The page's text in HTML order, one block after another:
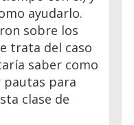
ayudarlo.
sobre los
trata del caso
saber como
pautas para
clase de